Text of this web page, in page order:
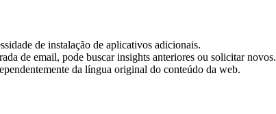
de instalação de aplicativos adicionais.
de email, pode buscar insights anteriores ou solicitar novos.
da língua original do conteúdo da web.